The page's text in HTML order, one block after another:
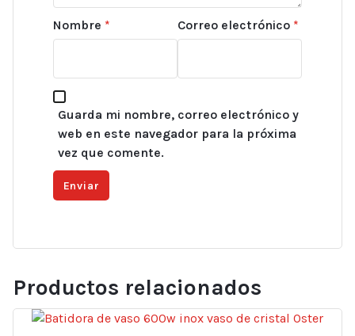
Nombre * Correo electrónico *
Guarda mi nombre, correo electrónico y
web en este navegador para la próxima
vez que comente.
Productos relacionados